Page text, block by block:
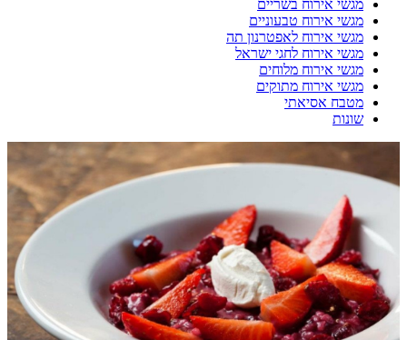
מגשי אירוח בשריים
מגשי אירוח טבעוניים
מגשי אירוח לאפטרנון תה
מגשי אירוח לחגי ישראל
מגשי אירוח מלוחים
מגשי אירוח מתוקים
מטבח אסיאתי
שונות